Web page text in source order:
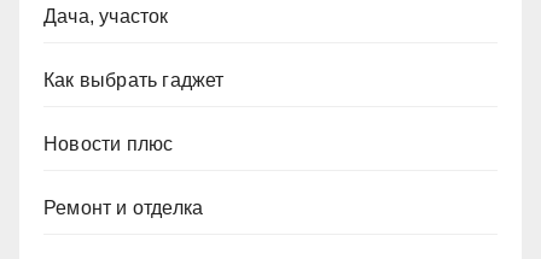
Дача, участок
Как выбрать гаджет
Новости плюс
Ремонт и отделка